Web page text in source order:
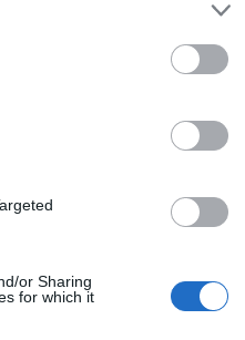
or Sharing
for which it
ją o 16
się
30
stycznia
do
ok godziny
są